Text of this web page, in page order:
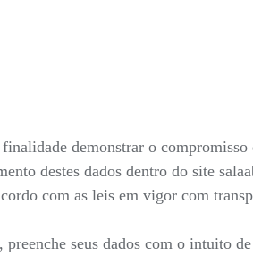
demonstrar o
destes dados dentro do site
com as leis em vigor com
seus dados com o intuito